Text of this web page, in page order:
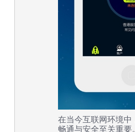
在当今互联网环境
畅通与安全至关重